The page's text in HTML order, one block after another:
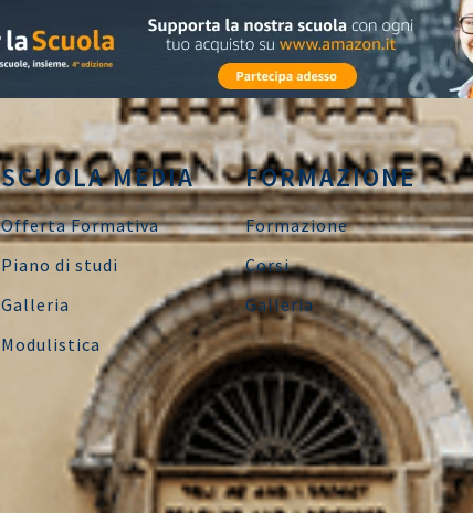
SCUOLA MEDIA
Offerta Formativa
Piano di studi
Galleria
Modulistica
FORMAZIONE
Formazione
Corsi
Galleria